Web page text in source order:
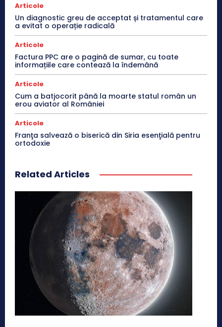
Articole
Un diagnostic greu de acceptat și tratamentul care
a evitat o operație radicală
Articole
Factura PPC are o pagină de sumar, cu toate
informațiile care contează la îndemână
Articole
Cum a batjocorit până la moarte statul român un
erou aviator al României
Articole
Franţa salvează o biserică din Siria esenţială pentru
ortodoxie
Related Articles